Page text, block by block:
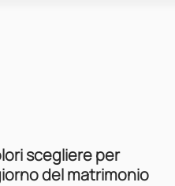
scegliere per
del matrimonio